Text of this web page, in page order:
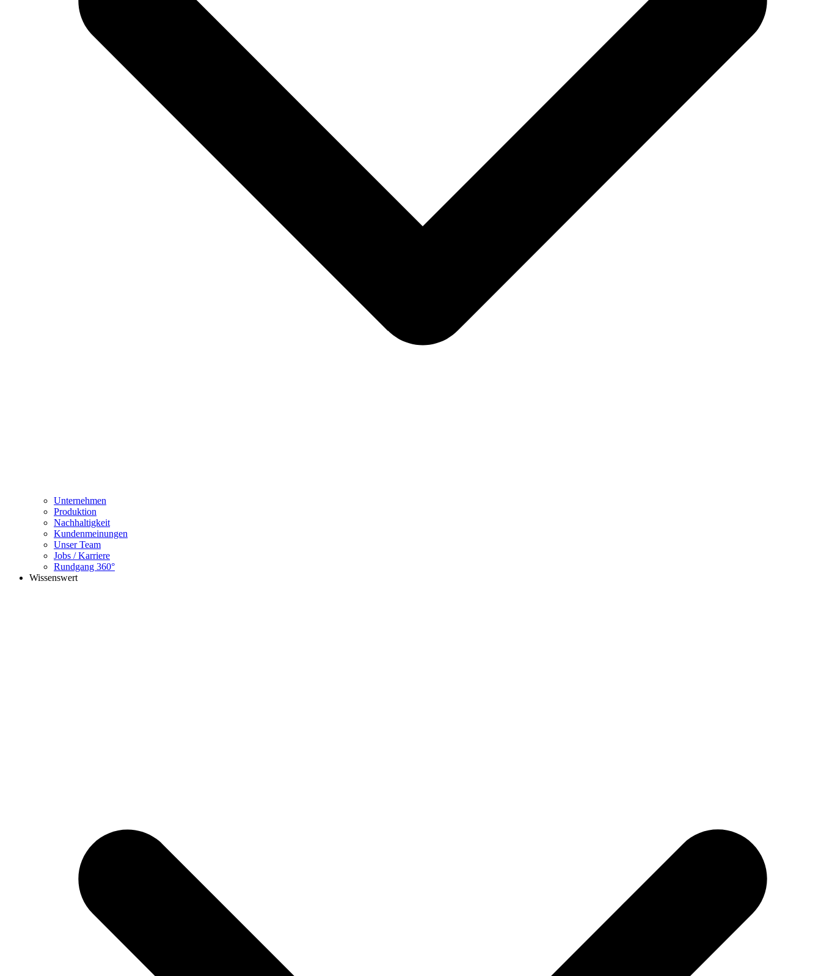
Unternehmen
Produktion
Nachhaltigkeit
Kundenmeinungen
Unser Team
Jobs / Karriere
Rundgang 360°
Wissenswert